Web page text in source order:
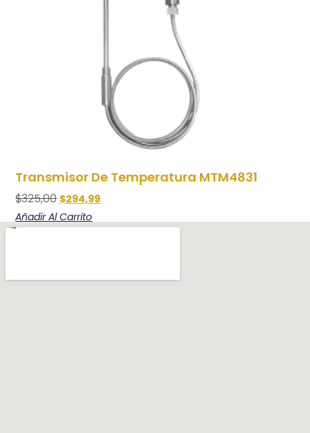
Transmisor De Temperatura MTM4831
$325,00 $294,99
Añadir Al Carrito